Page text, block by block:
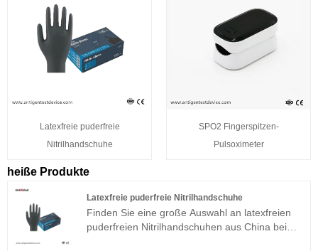
Latexfreie puderfreie
Nitrilhandschuhe
SPO2 Fingerspitzen-
Pulsoximeter
heiße Produkte
Latexfreie puderfreie Nitrilhandschuhe
Finden Sie eine große Auswahl an latexfreien
puderfreien Nitrilhandschuhen aus China bei